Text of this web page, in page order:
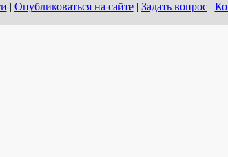
| Опубликоваться на сайте| Задать вопрос|